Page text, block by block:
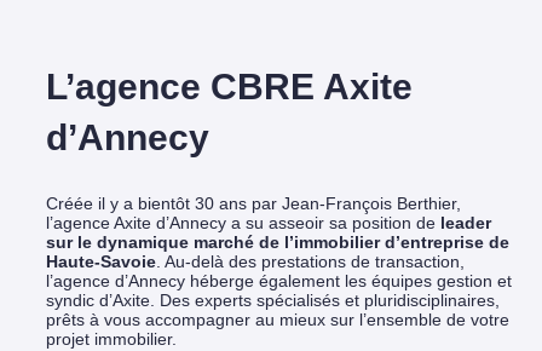
L’agence CBRE Axite
d’Annecy
Créée il y a bientôt 30 ans par Jean-François Berthier,
l’agence Axite d’Annecy a su asseoir sa position de leader
sur le dynamique marché de l’immobilier d’entreprise de
Haute-Savoie Au-delà des prestations de transaction,
l’agence d’Annecy héberge également les équipes gestion et
syndic d’Axite. Des experts spécialisés et pluridisciplinaires,
prêts à vous accompagner au mieux sur l’ensemble de votre
projet immobilier.